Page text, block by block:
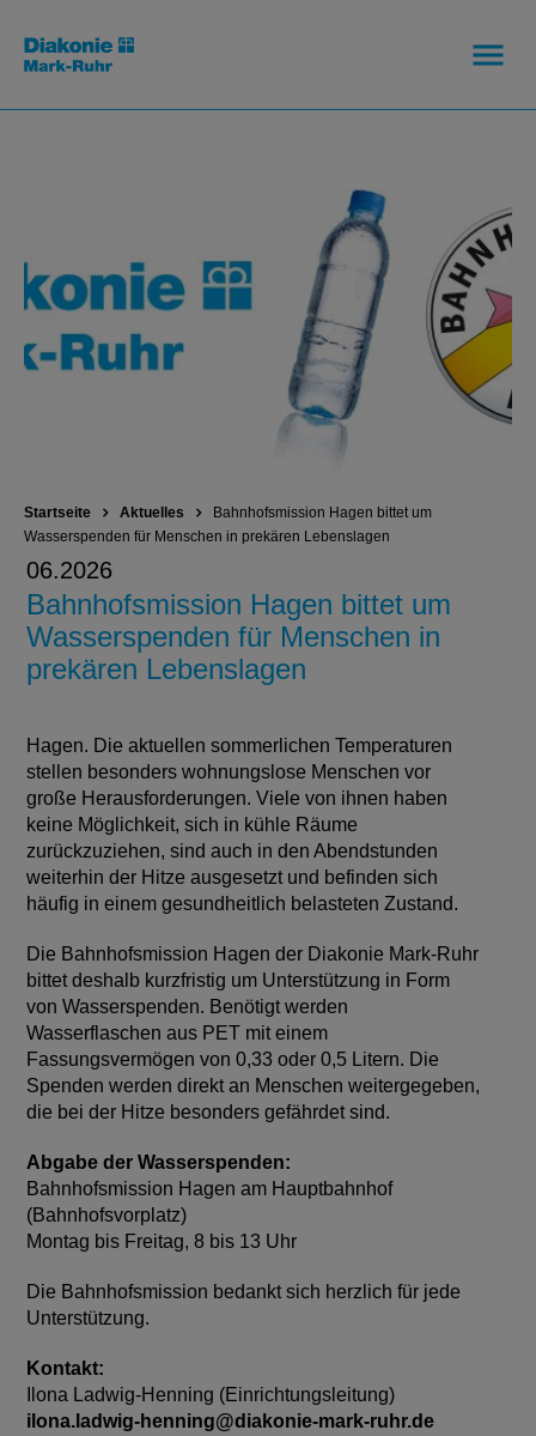
Startseite Aktuelles
Bahnhofsmission Hagen bittet um
Wasserspenden für Menschen in prekären Lebenslagen
06.2026
Bahnhofsmission Hagen bittet um
Wasserspenden für Menschen in
prekären Lebenslagen
Hagen. Die aktuellen sommerlichen Temperaturen
stellen besonders wohnungslose Menschen vor
große Herausforderungen. Viele von ihnen haben
keine Möglichkeit, sich in kühle Räume
zurückzuziehen, sind auch in den Abendstunden
weiterhin der Hitze ausgesetzt und befinden sich
häufig in einem gesundheitlich belasteten Zustand.
Die Bahnhofsmission Hagen der Diakonie Mark-Ruhr
bittet deshalb kurzfristig um Unterstützung in Form
von Wasserspenden. Benötigt werden
Wasserflaschen aus PET mit einem
Fassungsvermögen von 0,33 oder 0,5 Litern. Die
Spenden werden direkt an Menschen weitergegeben,
die bei der Hitze besonders gefährdet sind.
Abgabe der Wasserspenden:
Bahnhofsmission Hagen am Hauptbahnhof
(Bahnhofsvorplatz)
Montag bis Freitag, 8 bis 13 Uhr
Die Bahnhofsmission bedankt sich herzlich für jede
Unterstützung.
Kontakt:
Ilona Ladwig-Henning (Einrichtungsleitung)
ilona.ladwig-henning@diakonie-mark-ruhr.de